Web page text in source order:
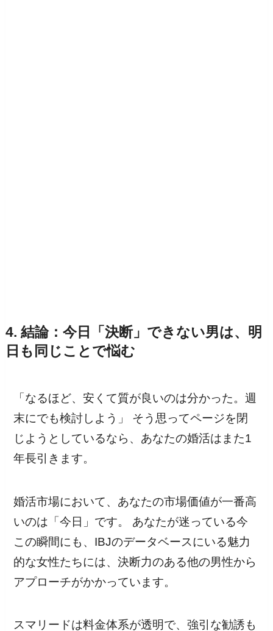
4. 結論：今日「決断」できない男は、明
日も同じことで悩む
「なるほど、安くて質が良いのは分かった。週
末にでも検討しよう」 そう思ってページを閉
じようとしているなら、あなたの婚活はまた1
年長引きます。
婚活市場において、あなたの市場価値が一番高
いのは「今日」です。 あなたが迷っている今
この瞬間にも、IBJのデータベースにいる魅力
的な女性たちには、決断力のある他の男性から
アプローチがかかっています。
スマリードは料金体系が透明で、強引な勧誘も